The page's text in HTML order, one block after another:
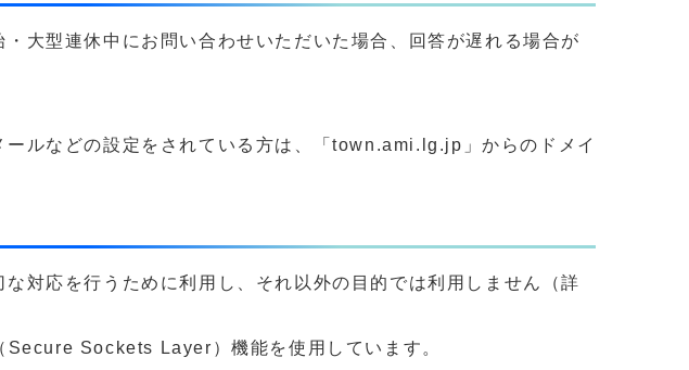
大型連休中にお問い合わせいただいた場合、回答が遅れる場合が
ルなどの設定をされている方は、「town.ami.lg.jp」からのドメイ
対応を行うために利用し、それ以外の目的では利用しません（詳
Sockets Layer）機能を使用しています。